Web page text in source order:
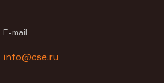
E-mail
info@cse.ru